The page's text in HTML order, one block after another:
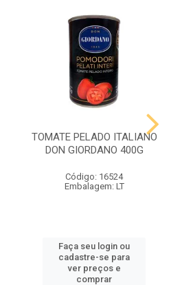
TOMATE PELADO ITALIANO
DON GIORDANO 400G
Código: 16524
Embalagem: LT
Faça seu login ou
cadastre-se para
ver preços e
comprar